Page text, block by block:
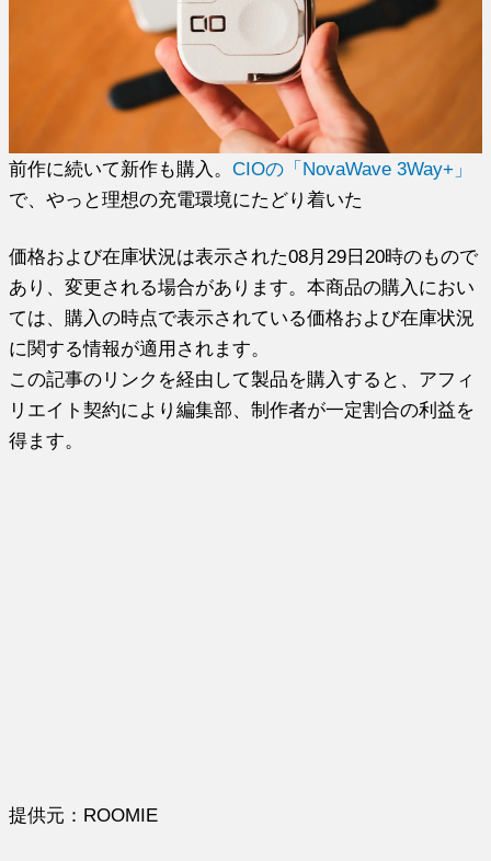
前作に続いて新作も購入。CIOの「NovaWave 3Way+」
で、やっと理想の充電環境にたどり着いた
価格および在庫状況は表示された08月29日20時のもので
あり、変更される場合があります。本商品の購入におい
ては、購入の時点で表示されている価格および在庫状況
に関する情報が適用されます。
この記事のリンクを経由して製品を購入すると、アフィ
リエイト契約により編集部、制作者が一定割合の利益を
得ます。
提供元：ROOMIE